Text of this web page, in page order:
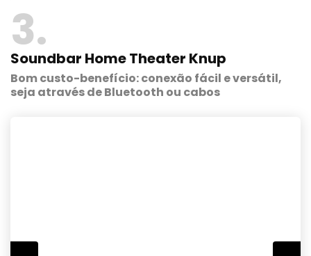
3
Soundbar Home Theater Knup
Bom custo-benefício: conexão fácil e versátil,
seja através de Bluetooth ou cabos